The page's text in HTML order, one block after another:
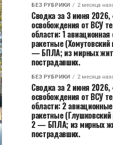
БЕЗ РУБРИКИ 2 месяца
Сводка за 3 июня
освобождения от ВСУ
области: 1 авиационная
ракетные
— БПЛА; из мирных
пострадавших.
БЕЗ РУБРИКИ 2 месяца
Сводка за 2 июня
освобождения от ВСУ
области: 2
ракетные
2 — БПЛА; из мирных
пострадавших.